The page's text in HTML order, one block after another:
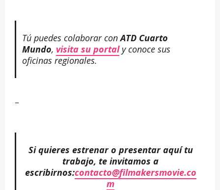
Tú puedes colaborar conATD Cuarto
Mundo, visita su portaly conoce sus
oficinas regionales.
–
Si quieres estrenar o presentar aquí tu
trabajo, te invitamos a
escribirnos:contacto@filmakersmovie.co
m